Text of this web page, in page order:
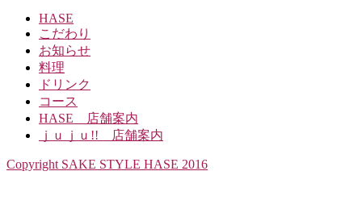
HASE
こだわり
お知らせ
料理
ドリンク
コース
HASE 店舗案内
ｊｕｊｕ!! 店舗案内
Copyright SAKE STYLE HASE 2016